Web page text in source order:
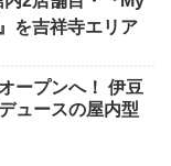
』を吉祥寺エリア
ープンへ！ 伊豆
ュースの屋内型